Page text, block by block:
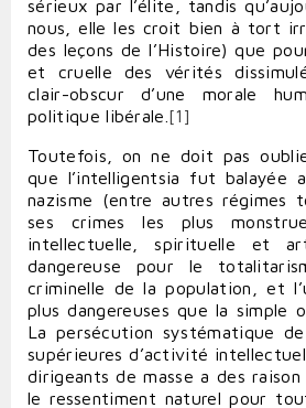
sérieux par l’élite, tandis
nous, elle les croit bien à tort
des leçons de l’Histoire) que
et cruelle des vérités
clair-obscur d’une morale
politique libérale. [1]
Toutefois, on ne doit pas
que l’intelligentsia fut balayée
nazisme (entre autres régimes
ses crimes les plus
intellectuelle, spirituelle et
dangereuse pour le
criminelle de la population, et
plus dangereuses que la simple
La persécution systématique
supérieures d’activité
dirigeants de masse a des
le ressentiment naturel pour